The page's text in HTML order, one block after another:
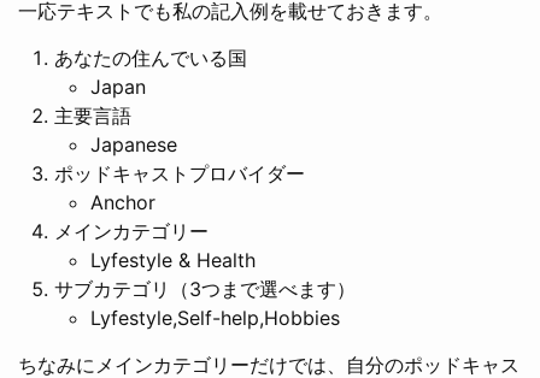
一応テキストでも私の記入例を載せておきます。
あなたの住んでいる国
Japan
主要言語
Japanese
ポッドキャストプロバイダー
Anchor
メインカテゴリー
Lyfestyle & Health
サブカテゴリ（3つまで選べます）
Lyfestyle,Self-help,Hobbies
ちなみにメインカテゴリーだけでは、自分のポッドキャス